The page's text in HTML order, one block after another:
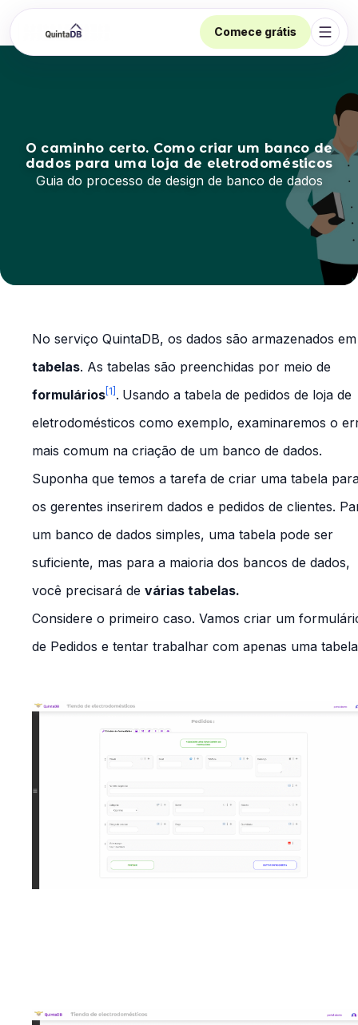
Comece grátis
Abrir
O caminho certo. Como criar um banco de
dados para uma loja de eletrodomésticos
Guia do processo de design de banco de dados
No serviço QuintaDB, os dados são armazenados em
tabelas. As tabelas são preenchidas por meio de
formulários [1] . Usando a tabela de pedidos de loja de
eletrodomésticos como exemplo, examinaremos o
mais comum na criação de um banco de dados.
Suponha que temos a tarefa de criar uma tabela
os gerentes inserirem dados e pedidos de clientes.
um banco de dados simples, uma tabela pode ser
suficiente, mas para a maioria dos bancos de dados,
você precisará de várias tabelas.
Considere o primeiro caso. Vamos criar um
de Pedidos e tentar trabalhar com apenas uma